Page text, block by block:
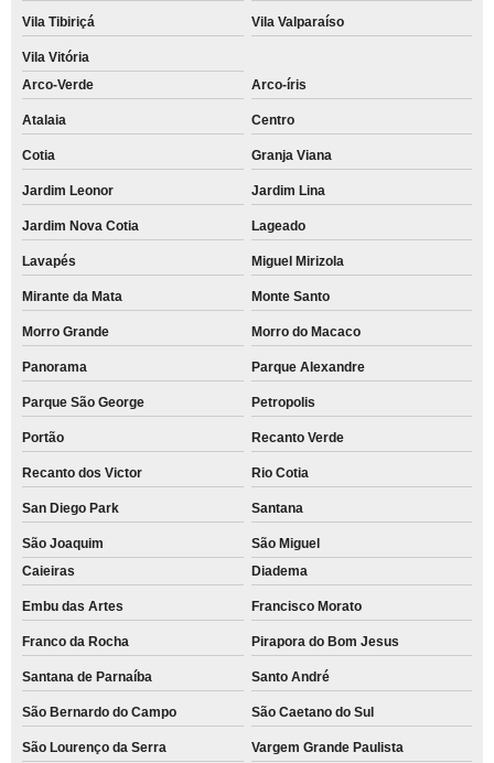
Vila Tibiriçá Vila Valparaíso
Vila Vitória
Arco-Verde
Arco-íris
Atalaia Centro
Cotia Granja Viana
Jardim Leonor Jardim Lina
Jardim Nova Cotia Lageado
Lavapés Miguel Mirizola
Mirante da Mata Monte Santo
Morro Grande Morro do Macaco
Panorama Parque Alexandre
Parque São George Petropolis
Portão Recanto Verde
Recanto dos Victor Rio Cotia
San Diego Park Santana
São Joaquim
São Miguel
Caieiras
Diadema
Embu das Artes Francisco Morato
Franco da Rocha Pirapora do Bom Jesus
Santana de Parnaíba Santo André
São Bernardo do Campo São Caetano do Sul
São Lourenço da Serra
Vargem Grande Paulista